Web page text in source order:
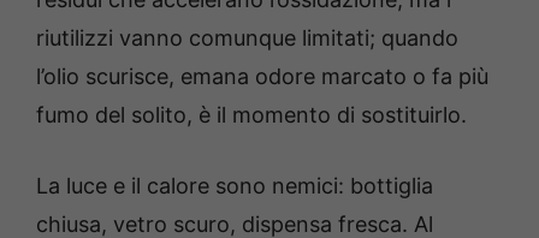
riutilizzi vanno comunque limitati; quando
l’olio scurisce, emana odore marcato o fa più
fumo del solito, è il momento di sostituirlo.
La luce e il calore sono nemici: bottiglia
chiusa, vetro scuro, dispensa fresca. Al